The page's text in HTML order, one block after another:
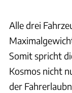
Alle drei
Somit spricht
Kosmos nicht
der